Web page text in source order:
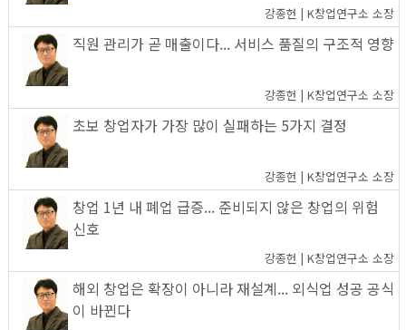
강종헌 | K창업연구소 소장
직원 관리가 곧 매출이다... 서비스 품질의 구조적 영향
강종헌 | K창업연구소 소장
초보 창업자가 가장 많이 실패하는 5가지 결정
강종헌 | K창업연구소 소장
창업 1년 내 폐업 급증... 준비되지 않은 창업의 위험
신호
강종헌 | K창업연구소 소장
해외 창업은 확장이 아니라 재설계... 외식업 성공 공식
이 바뀐다